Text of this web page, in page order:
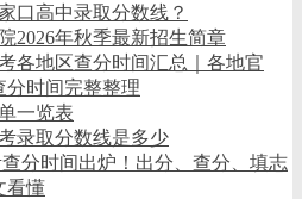
口高中录取分数线？
2026年秋季最新招生简章
各地区查分时间汇总｜各地官
分时间完整整理
一览表
录取分数线是多少
查分时间出炉！出分、查分、填志
看懂